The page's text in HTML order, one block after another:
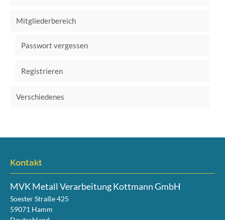
Mitgliederbereich
Passwort vergessen
Registrieren
Verschiedenes
Kontakt
MVK Metall Verarbeitung Kottmann GmbH
Soester Straße 425
59071 Hamm